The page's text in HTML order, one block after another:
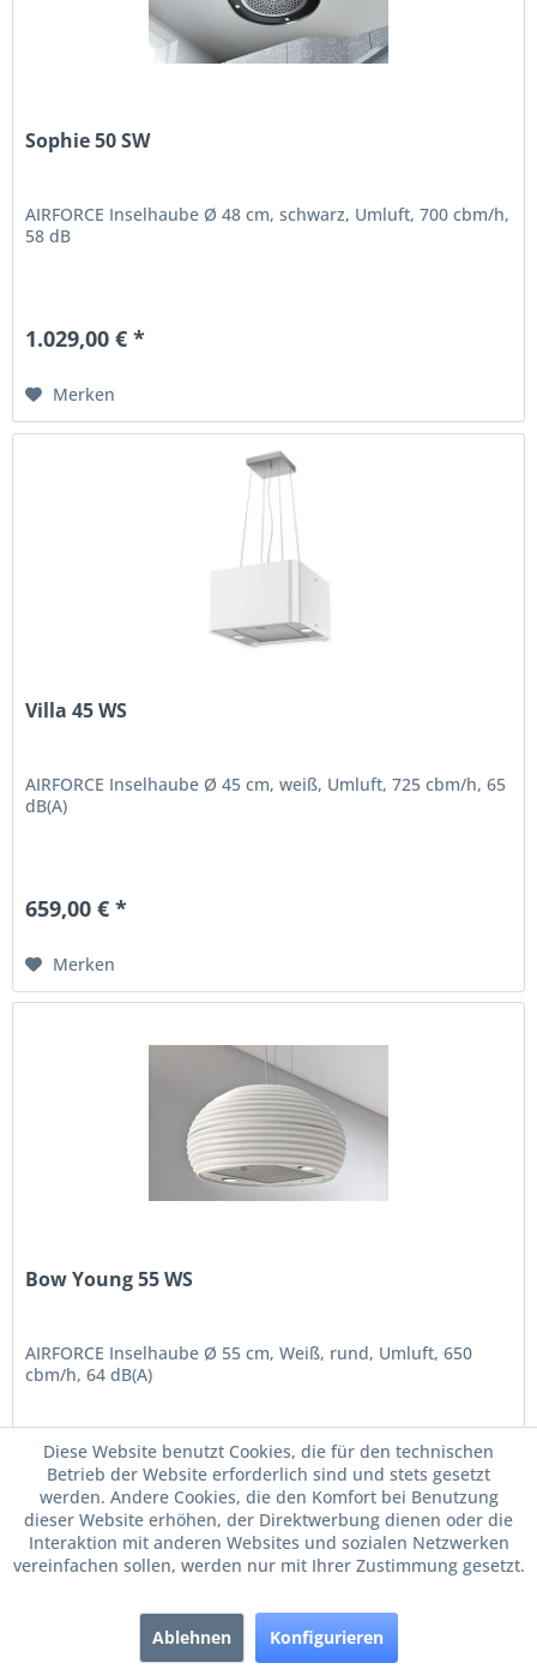
Sophie 50 SW
AIRFORCE Inselhaube Ø 48 cm, schwarz, Umluft, 700 cbm/h,
58 dB
1.029,00 € *
Merken
Villa 45 WS
AIRFORCE Inselhaube Ø 45 cm, weiß, Umluft, 725 cbm/h, 65
dB(A)
659,00 € *
Merken
Bow Young 55 WS
AIRFORCE Inselhaube Ø 55 cm, Weiß, rund, Umluft, 650
cbm/h, 64 dB(A)
1.029,00 € *
Merken
Diese Website benutzt Cookies, die für den technischen
Betrieb der Website erforderlich sind und stets gesetzt
werden. Andere Cookies, die den Komfort bei Benutzung
dieser Website erhöhen, der Direktwerbung dienen oder die
Interaktion mit anderen Websites und sozialen Netzwerken
vereinfachen sollen, werden nur mit Ihrer Zustimmung gesetzt.
Ablehnen Konfigurieren